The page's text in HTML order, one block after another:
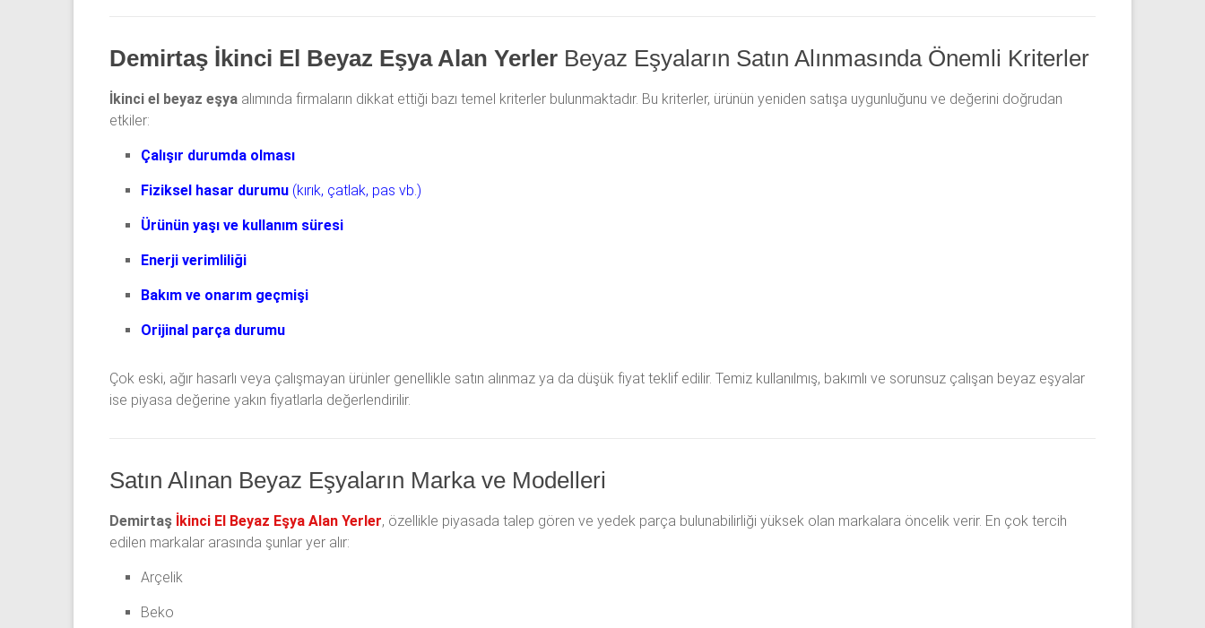
Demirtaş İkinci El Beyaz Eşya Alan Yerler Beyaz Eşyaların Satın Alınmasında Önemli Kriterler
İkinci el beyaz eşya alımında firmaların dikkat ettiği bazı temel kriterler bulunmaktadır. Bu kriterler, ürünün yeniden satışa uygunluğunu ve değerini doğrudan
etkiler:
Çalışır durumda olması
Fiziksel hasar durumu (kırık, çatlak, pas vb.)
Ürünün yaşı ve kullanım süresi
Enerji verimliliği
Bakım ve onarım geçmişi
Orijinal parça durumu
Çok eski, ağır hasarlı veya çalışmayan ürünler genellikle satın alınmaz ya da düşük fiyat teklif edilir. Temiz kullanılmış, bakımlı ve sorunsuz çalışan beyaz eşyalar
ise piyasa değerine yakın fiyatlarla değerlendirilir.
Satın Alınan Beyaz Eşyaların Marka ve Modelleri
Demirtaş İkinci El Beyaz Eşya Alan Yerler, özellikle piyasada talep gören ve yedek parça bulunabilirliği yüksek olan markalara öncelik verir. En çok tercih
edilen markalar arasında şunlar yer alır:
Arçelik
Beko